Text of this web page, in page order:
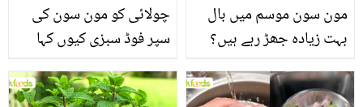
چولائی کو مون سون کی
سپر فوڈ سبزی کیوں کہا
منرلز اور اینٹی آکسیڈنٹس
مون سون موسم میں بال
بہت زیادہ جھڑ رہے ہیں؟
بنانے کے چند قدرتی طریقے